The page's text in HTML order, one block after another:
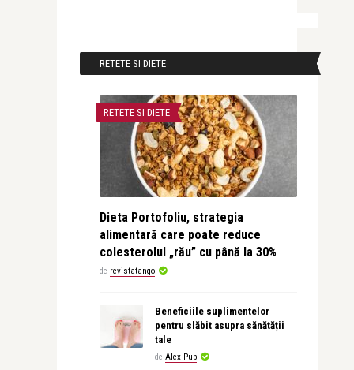
RETETE SI DIETE
RETETE SI DIETE
Dieta Portofoliu, strategia
alimentară care poate reduce
colesterolul „rău” cu până la 30%
de revistatango
Beneficiile suplimentelor
pentru slăbit asupra sănătății
tale
de Alex Pub